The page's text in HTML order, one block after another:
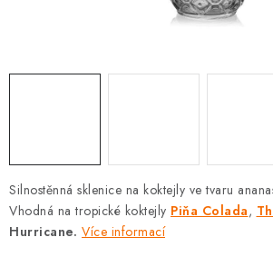
Silnostěnná sklenice na koktejly ve tvaru
Vhodná na tropické koktejly Piňa Colada,
Hurricane. Více informací